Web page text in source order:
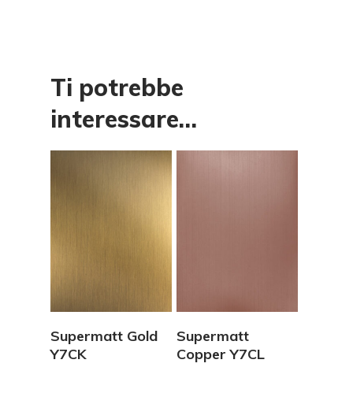
Ti potrebbe
interessare…
Supermatt Gold
Y7CK
Supermatt
Copper Y7CL